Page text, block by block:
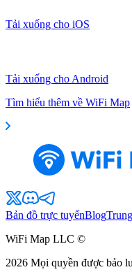
Tải xuống cho iOS
Tải xuống cho Android
Tìm hiểu thêm về WiFi Map
Bản đồ trực tuyếnBlog
WiFi Map LLC ©
2026 Mọi quyền được bảo